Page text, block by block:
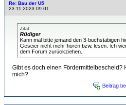
Re: Bau der U5
23.11.2023 09:01
Zitat
Rüdiger
Kann mal bitte jemand den 3-buchstabigen
Geseier nicht mehr hören bzw. lesen. Ich
dem Forum zurückziehen.
Gibt es doch einen Fördermittelbescheid?
mich?
Beitrag